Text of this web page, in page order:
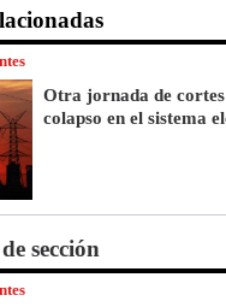
Otra jornada de
colapso en el sistema
sección